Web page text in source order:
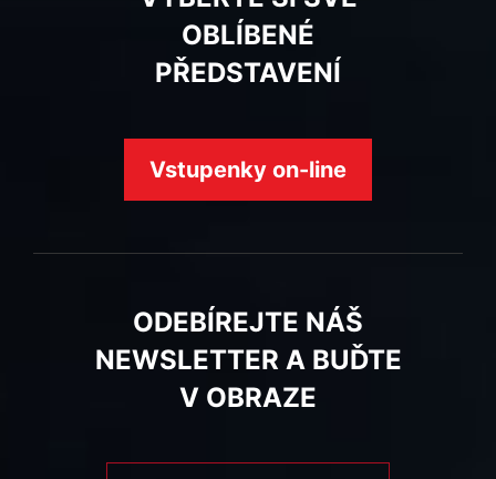
OBLÍBENÉ
PŘEDSTAVENÍ
Vstupenky on-line
ODEBÍREJTE NÁŠ
NEWSLETTER A BUĎTE
V OBRAZE